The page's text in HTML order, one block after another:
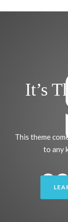
It’s
This theme
to any